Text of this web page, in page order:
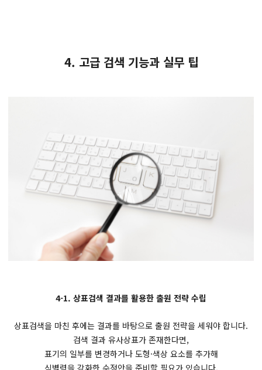
4. 고급 검색 기능과 실무 팁
4-1. 상표검색 결과를 활용한 출원 전략 수립
상표검색을 마친 후에는 결과를 바탕으로 출원 전략을 세워야 합니다.
검색 결과 유사상표가 존재한다면,
표기의 일부를 변경하거나 도형·색상 요소를 추가해